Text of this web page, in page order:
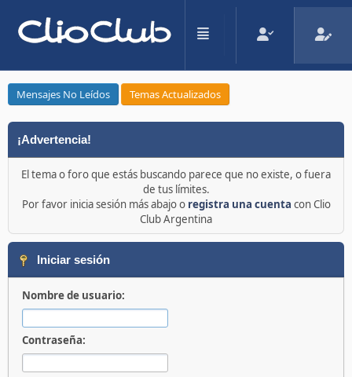
Mensajes No Leídos Temas Actualizados
¡Advertencia!
El tema o foro que estás buscando parece que no existe, o fuera
de tus límites.
Por favor inicia sesión más abajo o registra una cuenta con Clio
Club Argentina
Iniciar sesión
Nombre de usuario:
Contraseña: